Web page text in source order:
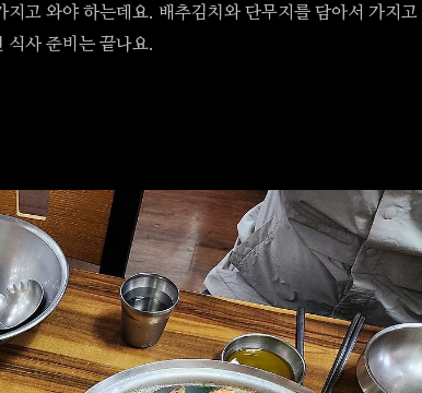
고 와야 하는데요. 배추김치와 단무지를 담아서 가지고
식사 준비는 끝나요.